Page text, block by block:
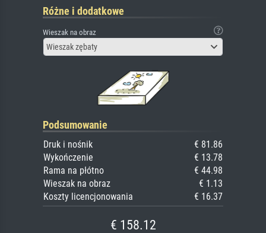
Różne i dodatkowe
Wieszak na obraz
Wieszak zębaty
Podsumowanie
Druk i nośnik
€ 81.86
Wykończenie
€ 13.78
Rama na płótno
€ 44.98
Wieszak na obraz
€ 1.13
Koszty licencjonowania
€ 16.37
€ 158.12